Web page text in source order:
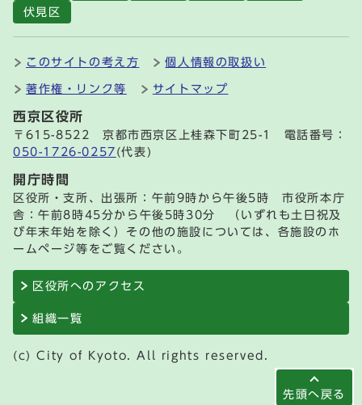
先頭へ戻る
伏見区
このサイトの考え方 個人情報の取扱い
著作権・リンク等 サイトマップ
西京区役所
〒615-8522 京都市西京区上桂森下町25-1 電話番号：
050-1726-0257 (代表)
開庁時間
区役所・支所、出張所：午前9時から午後5時 市役所本庁
舎：午前8時45分から午後5時30分 （いずれも土日祝及
び年末年始を除く）その他の施設については、各施設のホ
ームページ等をご覧ください。
区役所へのアクセス
組織一覧
(c) City of Kyoto. All rights reserved.